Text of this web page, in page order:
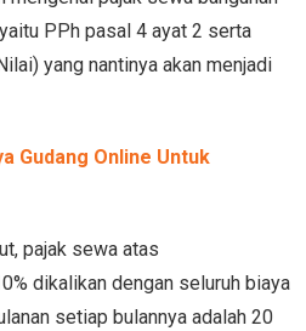
PPh pasal 4 ayat 2 serta
yang nantinya akan menjadi
Gudang Online Untuk
pajak sewa atas
dikalikan dengan seluruh biaya
setiap bulannya adalah 20